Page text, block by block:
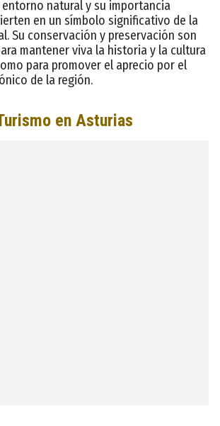
natural y su importancia
en un símbolo significativo de la
Su conservación y preservación son
mantener viva la historia y la cultura
para promover el aprecio por el
de la región.